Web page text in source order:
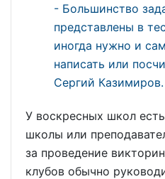
- Большинство
представлены в
иногда нужно и
написать или
Сергий Казимиров.
У воскресных школ
школы или
за проведение
клубов обычно